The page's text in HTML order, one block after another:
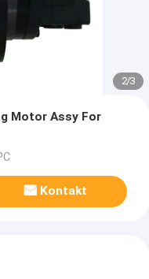
2/3
Motor Assy For
Kontakt